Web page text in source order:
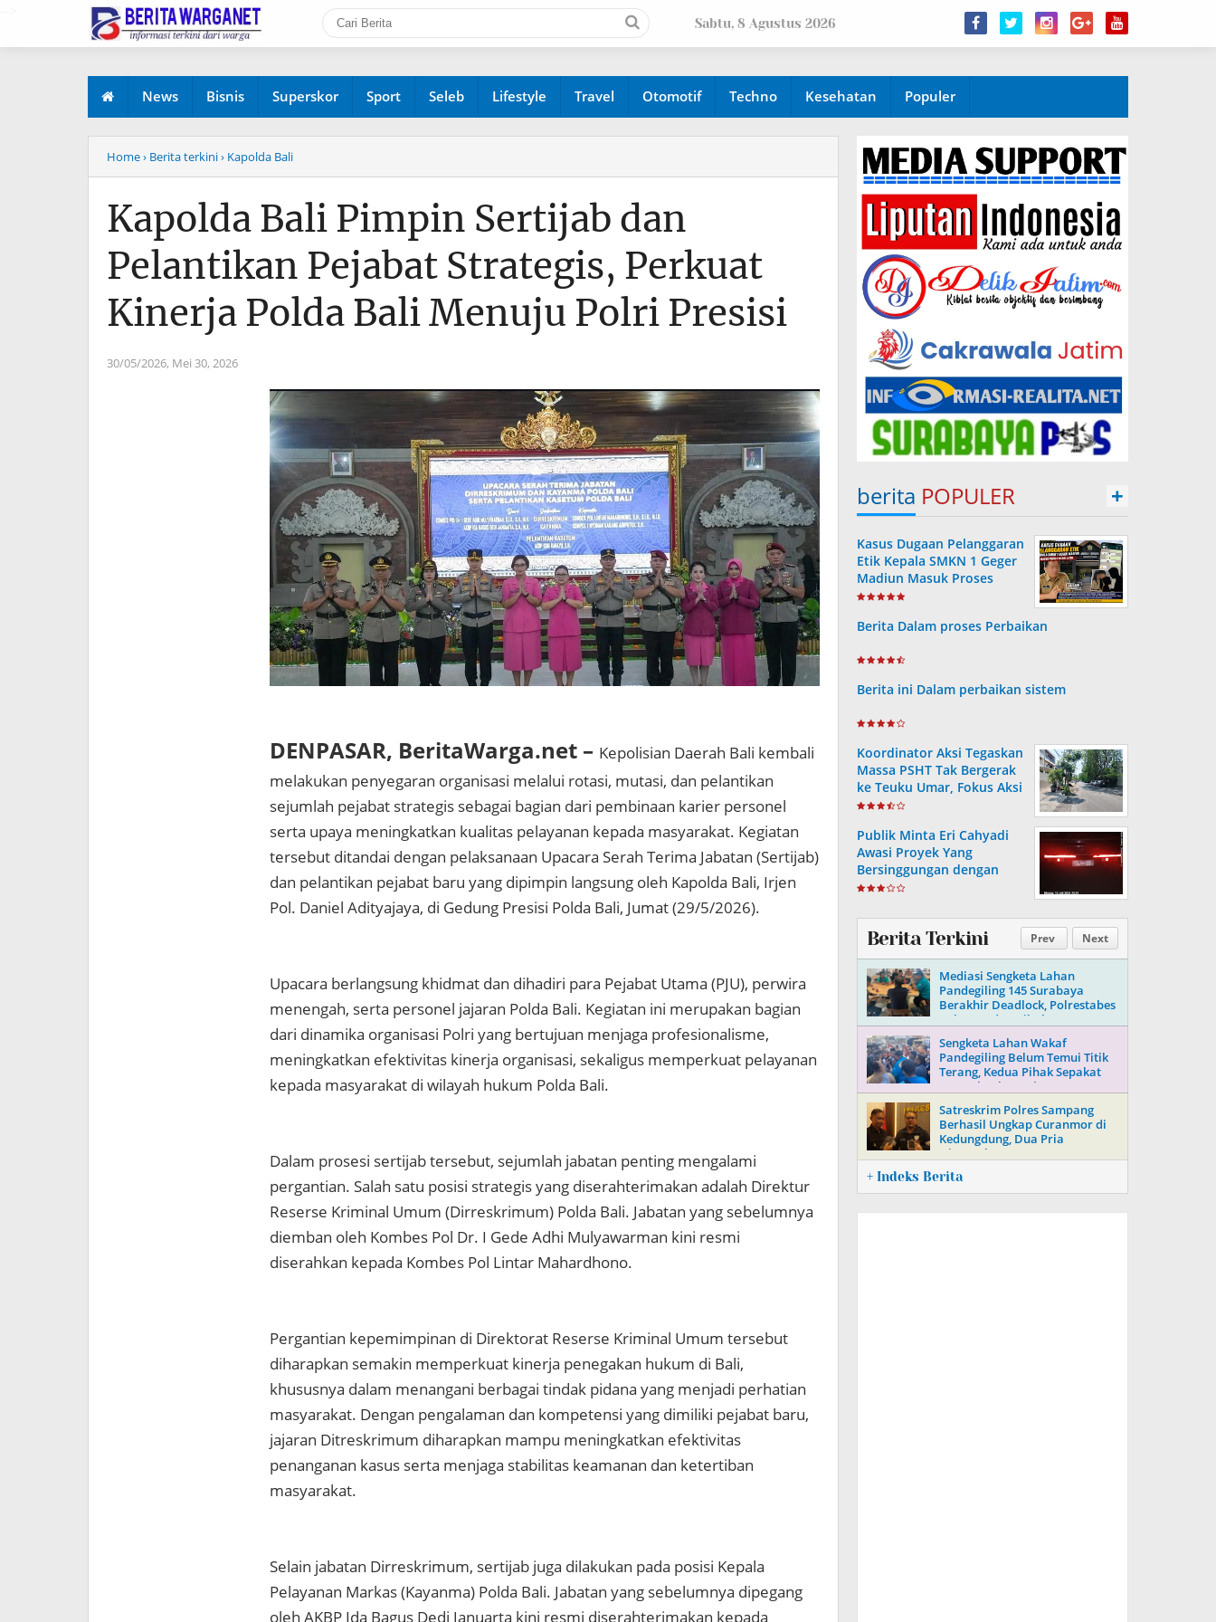
Sabtu, 8 Agustus 2026
News Bisnis Superskor Sport Seleb Lifestyle Travel Otomotif Techno Kesehatan Populer
Home› Berita terkini› Kapolda Bali
Kapolda Bali Pimpin Sertijab dan
Pelantikan Pejabat Strategis, Perkuat
Kinerja Polda Bali Menuju Polri Presisi
30/05/2026, Mei 30, 2026
DENPASAR, BeritaWarga.net – Kepolisian Daerah Bali kembali
melakukan penyegaran organisasi melalui rotasi, mutasi, dan pelantikan
sejumlah pejabat strategis sebagai bagian dari pembinaan karier personel
serta upaya meningkatkan kualitas pelayanan kepada masyarakat. Kegiatan
tersebut ditandai dengan pelaksanaan Upacara Serah Terima Jabatan (Sertijab)
dan pelantikan pejabat baru yang dipimpin langsung oleh Kapolda Bali, Irjen
Pol. Daniel Adityajaya, di Gedung Presisi Polda Bali, Jumat (29/5/2026).
Upacara berlangsung khidmat dan dihadiri para Pejabat Utama (PJU), perwira
menengah, serta personel jajaran Polda Bali. Kegiatan ini merupakan bagian
dari dinamika organisasi Polri yang bertujuan menjaga profesionalisme,
meningkatkan efektivitas kinerja organisasi, sekaligus memperkuat pelayanan
kepada masyarakat di wilayah hukum Polda Bali.
Dalam prosesi sertijab tersebut, sejumlah jabatan penting mengalami
pergantian. Salah satu posisi strategis yang diserahterimakan adalah Direktur
Reserse Kriminal Umum (Dirreskrimum) Polda Bali. Jabatan yang sebelumnya
diemban oleh Kombes Pol Dr. I Gede Adhi Mulyawarman kini resmi
diserahkan kepada Kombes Pol Lintar Mahardhono.
Pergantian kepemimpinan di Direktorat Reserse Kriminal Umum tersebut
diharapkan semakin memperkuat kinerja penegakan hukum di Bali,
khususnya dalam menangani berbagai tindak pidana yang menjadi perhatian
masyarakat. Dengan pengalaman dan kompetensi yang dimiliki pejabat baru,
jajaran Ditreskrimum diharapkan mampu meningkatkan efektivitas
penanganan kasus serta menjaga stabilitas keamanan dan ketertiban
masyarakat.
Selain jabatan Dirreskrimum, sertijab juga dilakukan pada posisi Kepala
Pelayanan Markas (Kayanma) Polda Bali. Jabatan yang sebelumnya dipegang
oleh AKBP Ida Bagus Dedi Januarta kini resmi diserahterimakan kepada
berita POPULER +
Kasus Dugaan Pelanggaran
Etik Kepala SMKN 1 Geger
Madiun Masuk Proses
Disdik Jatim
Berita Dalam proses Perbaikan
Berita ini Dalam perbaikan sistem
Koordinator Aksi Tegaskan
Massa PSHT Tak Bergerak
ke Teuku Umar, Fokus Aksi
di Polrestabes Surabaya
Publik Minta Eri Cahyadi
Awasi Proyek Yang
Bersinggungan dengan
Aset Telkom di Surabaya
Prev Next
Berita Terkini
Mediasi Sengketa Lahan
Pandegiling 145 Surabaya
Berakhir Deadlock, Polrestabes
Imbau Kedua Pihak Jaga
Sengketa Lahan Wakaf
Pandegiling Belum Temui Titik
Terang, Kedua Pihak Sepakat
Tempuh Jalur Hukum
Satreskrim Polres Sampang
Berhasil Ungkap Curanmor di
Kedungdung, Dua Pria
Diamankan
+ Indeks Berita